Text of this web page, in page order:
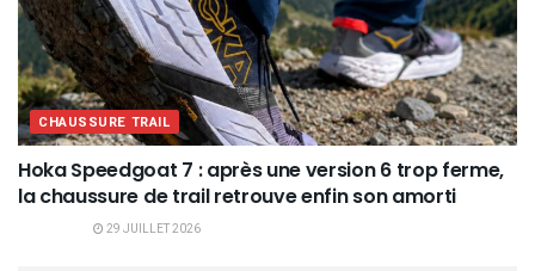
CHAUSSURE TRAIL
Hoka Speedgoat 7 : après une version 6 trop ferme,
la chaussure de trail retrouve enfin son amorti
29 JUILLET 2026